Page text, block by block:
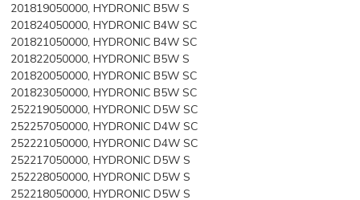
201819050000, HYDRONIC B5W S
201824050000, HYDRONIC B4W SC
201821050000, HYDRONIC B4W SC
201822050000, HYDRONIC B5W S
201820050000, HYDRONIC B5W SC
201823050000, HYDRONIC B5W SC
252219050000, HYDRONIC D5W SC
252257050000, HYDRONIC D4W SC
252221050000, HYDRONIC D4W SC
252217050000, HYDRONIC D5W S
252228050000, HYDRONIC D5W S
252218050000, HYDRONIC D5W S